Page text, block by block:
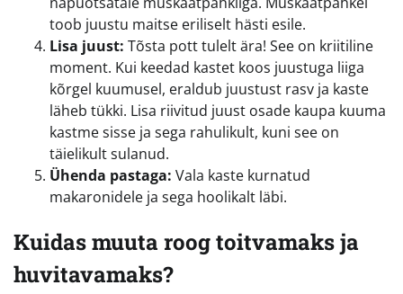
toob juustu maitse eriliselt hästi esile.
Lisa juust: Tõsta pott tulelt ära! See on kriitiline
moment. Kui keedad kastet koos juustuga liiga
kõrgel kuumusel, eraldub juustust rasv ja kaste
läheb tükki. Lisa riivitud juust osade kaupa kuuma
kastme sisse ja sega rahulikult, kuni see on
täielikult sulanud.
Ühenda pastaga: Vala kaste kurnatud
makaronidele ja sega hoolikalt läbi.
Kuidas muuta roog toitvamaks ja
huvitavamaks?